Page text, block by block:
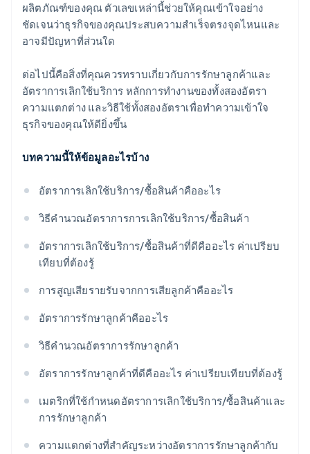
ผลิตภัณฑ์ของคุณ ตัวเลขเหล่านี้ช่วยให้คุณเข้าใจอย่าง
ชัดเจนว่าธุรกิจของคุณประสบความสําเร็จตรงจุดไหนและ
อาจมีปัญหาที่ส่วนใด
ต่อไปนี้คือสิ่งที่คุณควรทราบเกี่ยวกับการรักษาลูกค้าและ
อัตราการเลิกใช้บริการ หลักการทํางานของทั้งสองอัตรา
ความแตกต่าง และวิธีใช้ทั้งสองอัตราเพื่อทําความเข้าใจ
ธุรกิจของคุณให้ดียิ่งขึ้น
บทความนี้ให้ข้อมูลอะไรบ้าง
อัตราการเลิกใช้บริการ/ซื้อสินค้าคืออะไร
วิธีคํานวณอัตราการการเลิกใช้บริการ/ซื้อสินค้า
อัตราการเลิกใช้บริการ/ซื้อสินค้าที่ดีคืออะไร ค่าเปรียบ
เทียบที่ต้องรู้
การสูญเสียรายรับจากการเสียลูกค้าคืออะไร
อัตราการรักษาลูกค้าคืออะไร
วิธีคํานวณอัตราการรักษาลูกค้า
อัตราการรักษาลูกค้าที่ดีคืออะไร ค่าเปรียบเทียบที่ต้องรู้
เมตริกที่ใช้กําหนดอัตราการเลิกใช้บริการ/ซื้อสินค้าและ
การรักษาลูกค้า
ความแตกต่างที่สําคัญระหว่างอัตราการรักษาลูกค้ากับ